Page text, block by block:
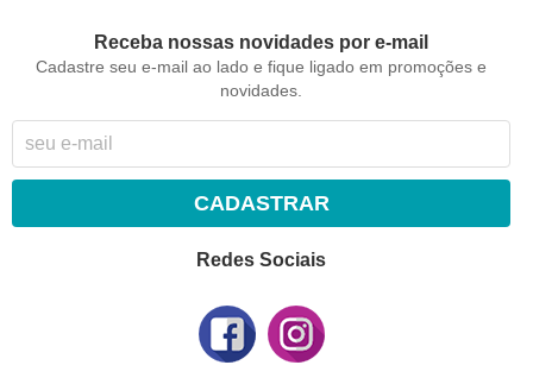
Receba nossas novidades por e-mail
Cadastre seu e-mail ao lado e fique ligado em promoções e
novidades.
CADASTRAR
Redes Sociais